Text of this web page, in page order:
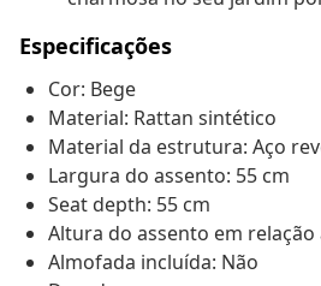
Especificações
Cor: Bege
Material: Rattan sintético
Material da estrutura: Aço
Largura do assento: 55 cm
Seat depth: 55 cm
Altura do assento em relação
Almofada incluída: Não